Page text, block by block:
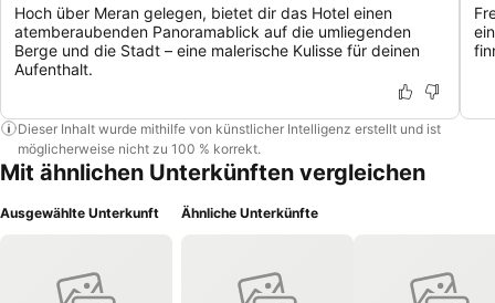
Hoch über Meran gelegen, bietet dir das Hotel einen
atemberaubenden Panoramablick auf die umliegenden
Berge und die Stadt – eine malerische Kulisse für deinen
Aufenthalt.
Dieser Inhalt wurde mithilfe von künstlicher Intelligenz erstellt und ist
möglicherweise nicht zu 100 % korrekt.
Mit ähnlichen Unterkünften vergleichen
Ausgewählte Unterkunft Ähnliche Unterkünfte